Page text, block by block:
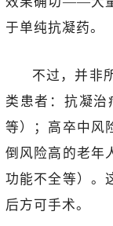
于单纯抗凝药。
不过，并非
类患者：抗凝
等）；高卒中风
倒风险高的老年
功能不全等）。
后方可手术。